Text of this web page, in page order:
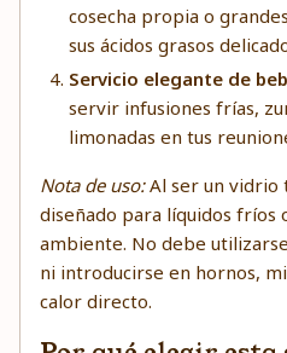
cosecha propia o
sus ácidos grasos
Servicio elegante de
servir infusiones frías,
limonadas en tus
Nota de uso:Al ser un vidrio
diseñado para líquidos fríos
ambiente. No debe
ni introducirse en hornos,
calor directo.